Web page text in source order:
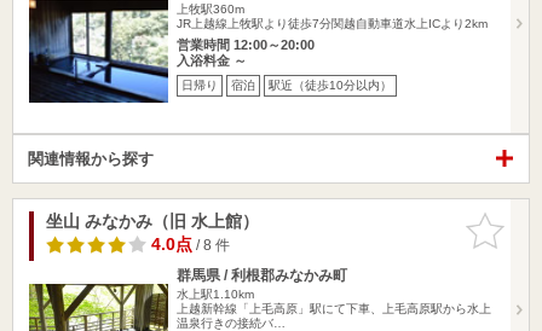
上牧駅360m
JR上越線上牧駅より徒歩7分関越自動車道水上ICより2km
営業時間 12:00～20:00
入浴料金 ～
日帰り 宿泊 駅近（徒歩10分以内）
関連情報から探す
お気に入
りに追加
坐山 みなかみ（旧 水上館）
4.0点/ 8 件
群馬県 / 利根郡みなかみ町
水上駅1.10km
上越新幹線「上毛高原」駅にて下車、上毛高原駅から水上
温泉行きの接続バ…